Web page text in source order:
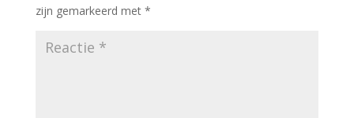
zijn gemarkeerd met *